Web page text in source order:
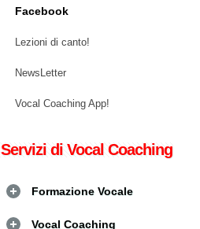
Facebook
Lezioni di canto!
NewsLetter
Vocal Coaching App!
Servizi di Vocal Coaching
Formazione Vocale
Vocal Coaching